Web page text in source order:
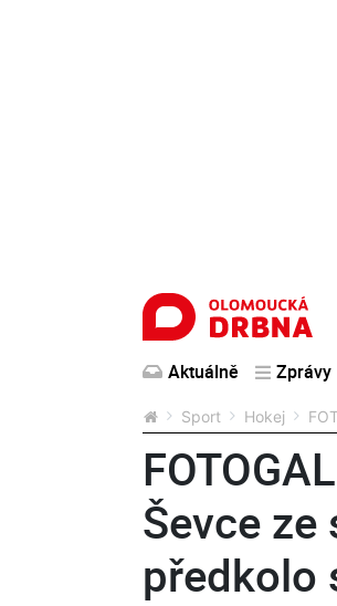
Aktuálně Zprávy
Sport Hokej
Ševce ze
předkolo